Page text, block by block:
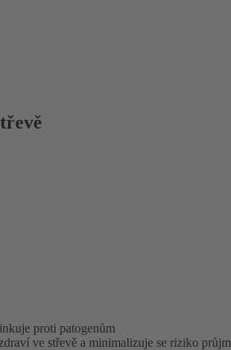
proti patogenům
ve střevě a minimalizuje se riziko